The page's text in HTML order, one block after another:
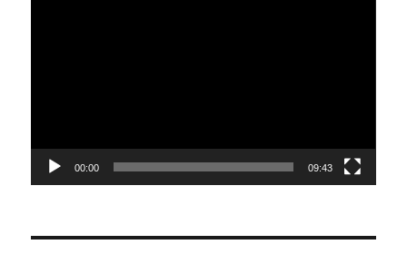
00:00 09:43